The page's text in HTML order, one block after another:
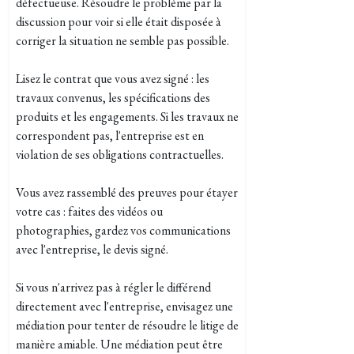
discussion pour voir si elle était disposée à
corriger la situation ne semble pas possible.
Lisez le contrat que vous avez signé : les
travaux convenus, les spécifications des
produits et les engagements. Si les travaux ne
correspondent pas, l'entreprise est en
violation de ses obligations contractuelles.
Vous avez rassemblé des preuves pour étayer
votre cas : faites des vidéos ou
photographies, gardez vos communications
avec l'entreprise, le devis signé.
Si vous n'arrivez pas à régler le différend
directement avec l'entreprise, envisagez une
médiation pour tenter de résoudre le litige de
manière amiable. Une médiation peut être